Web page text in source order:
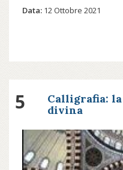
Data: 12 Ottobre 2021
5
Calligrafia:
divina